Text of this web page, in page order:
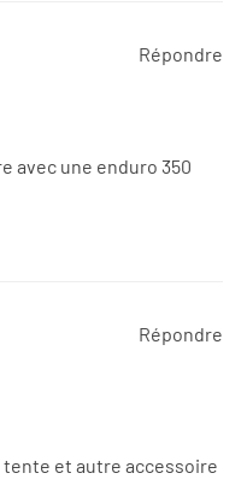
avec une enduro 350
Répondre
et autre accessoire
Répondre